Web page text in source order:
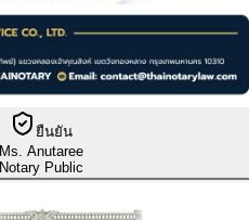
ยืนยัน
Ms. Anutaree
Notary Public